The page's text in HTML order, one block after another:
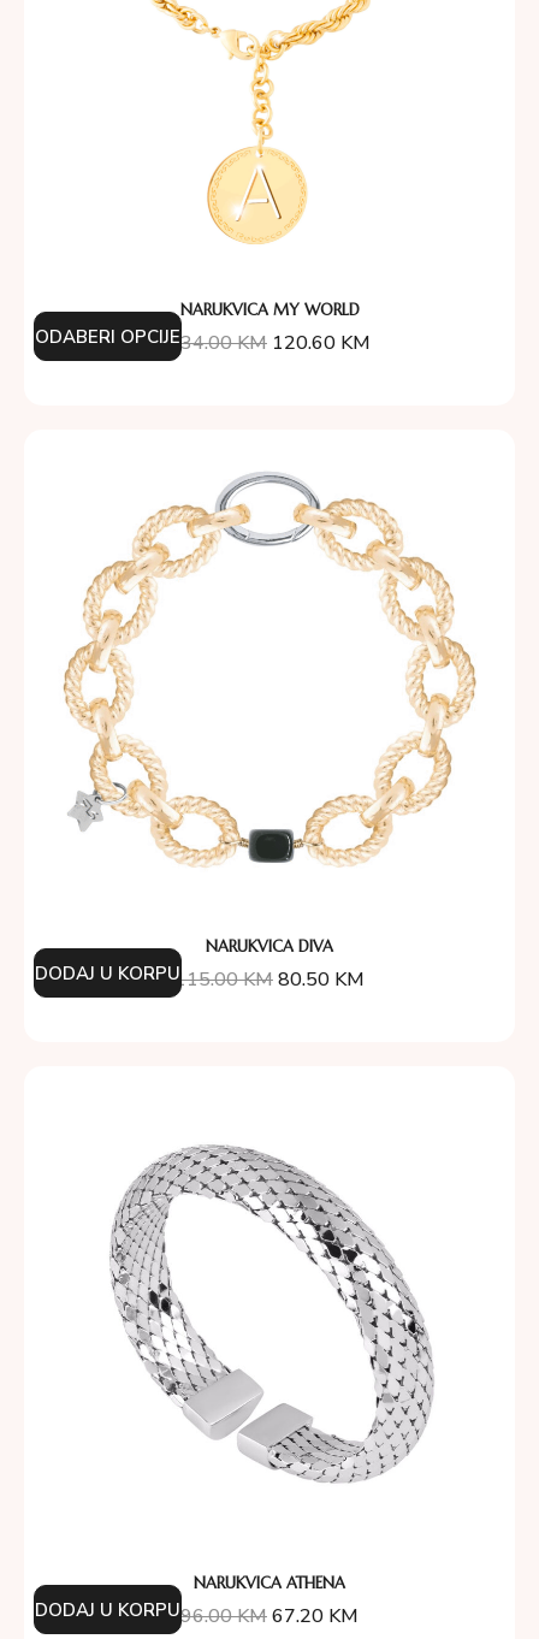
NARUKVICA MY WORLD
134.00KM 120.60 KM
ODABERI OPCIJE
NARUKVICA DIVA
115.00KM80.50 KM
DODAJ U KORPU
NARUKVICA ATHENA
96.00KM67.20 KM
DODAJ U KORPU